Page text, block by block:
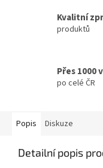
Kvalitní
produktů
Přes 1000
po celé ČR
Popis Diskuze
Detailní popis